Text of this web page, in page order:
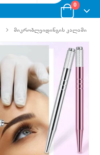
0
ᲛᲘᲙᲠᲝᲑᲚᲔᲘᲓᲘᲜᲒᲘᲡ ᲙᲐᲚᲐᲛᲘ